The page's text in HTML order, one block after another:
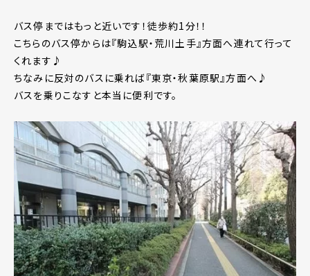
バス停まではもっと近いです！徒歩約1分！！
こちらのバス停からは『駒込駅・荒川土手』方面へ連れて行って
くれます♪
ちなみに反対のバスに乗れば『東京・秋葉原駅』方面へ♪
バスを乗りこなすと本当に便利です。